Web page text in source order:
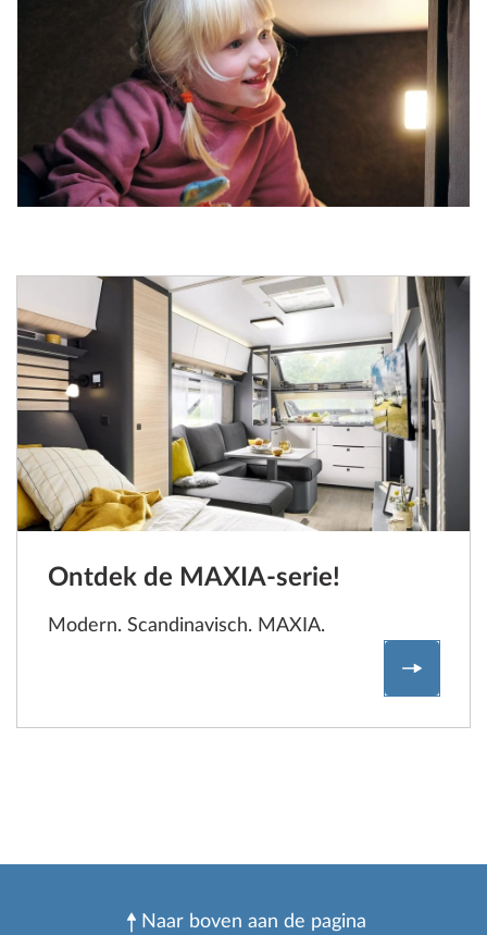
Ontdek de MAXIA-serie!
Modern. Scandinavisch. MAXIA.
Ontdek
Naar boven aan de pagina